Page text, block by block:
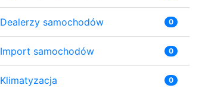
Dealerzy samochodów 0
Import samochodów 0
Klimatyzacja 0